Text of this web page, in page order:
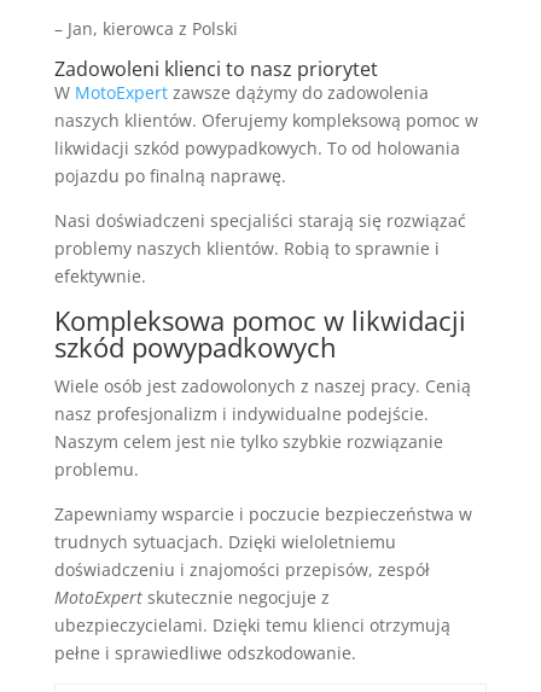
– Jan, kierowca z Polski
Zadowoleni klienci to nasz priorytet
W MotoExpertzawsze dążymy do zadowolenia
naszych klientów. Oferujemy kompleksową pomoc w
likwidacji szkód powypadkowych. To od holowania
pojazdu po finalną naprawę.
Nasi doświadczeni specjaliści starają się rozwiązać
problemy naszych klientów. Robią to sprawnie i
efektywnie.
Kompleksowa pomoc w likwidacji
szkód powypadkowych
Wiele osób jest zadowolonych z naszej pracy. Cenią
nasz profesjonalizm i indywidualne podejście.
Naszym celem jest nie tylko szybkie rozwiązanie
problemu.
Zapewniamy wsparcie i poczucie bezpieczeństwa w
trudnych sytuacjach. Dzięki wieloletniemu
doświadczeniu i znajomości przepisów, zespół
MotoExpertskutecznie negocjuje z
ubezpieczycielami. Dzięki temu klienci otrzymują
pełne i sprawiedliwe odszkodowanie.